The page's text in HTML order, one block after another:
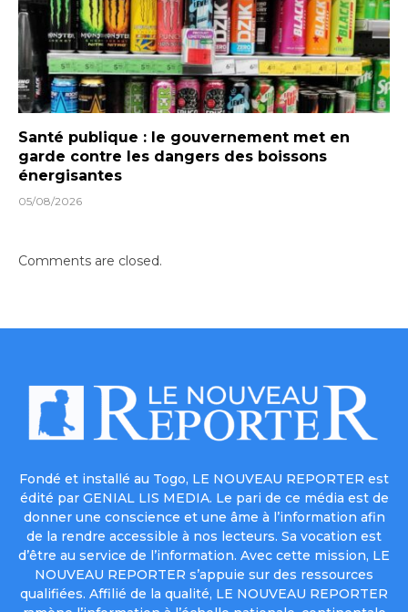
Santé publique : le gouvernement met en
garde contre les dangers des boissons
énergisantes
05/08/2026
Comments are closed.
Fondé et installé au Togo, LE NOUVEAU REPORTER est
édité par GENIAL LIS MEDIA. Le pari de ce média est de
donner une conscience et une âme à l’information afin
de la rendre accessible à nos lecteurs. Sa vocation est
d’être au service de l’information. Avec cette mission, LE
NOUVEAU REPORTER s’appuie sur des ressources
qualifiées. Affilié de la qualité, LE NOUVEAU REPORTER